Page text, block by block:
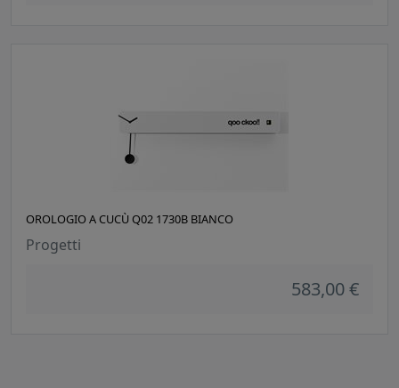
OROLOGIO A CUCÙ Q02 1730B BIANCO
Progetti
583,00 €